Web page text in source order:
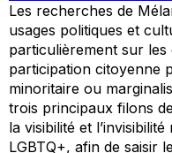
Les recherches de
usages politiques et
particulièrement sur les
participation citoyenne
minoritaire ou
trois principaux filons
la visibilité et
LGBTQ+, afin de saisir